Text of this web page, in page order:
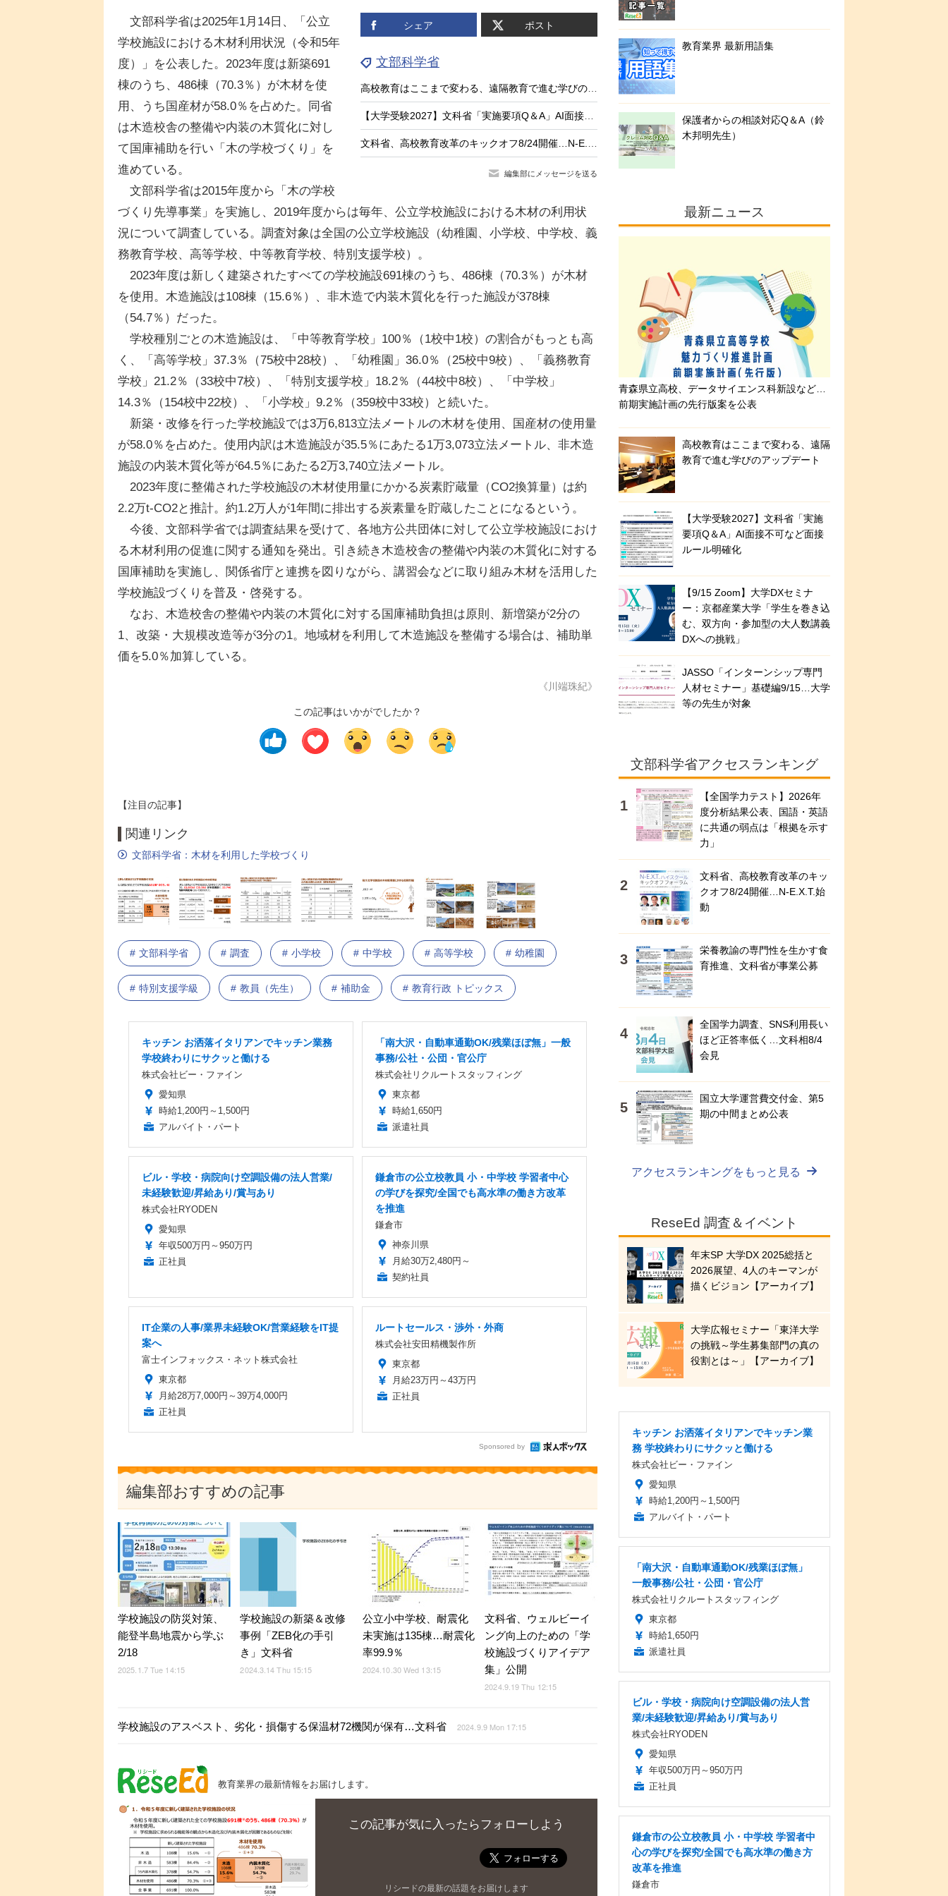
シェア ポスト
文部科学省
高校教育はここまで変わる、遠隔教育で進む学びのアップデート
【大学受験2027】文科省「実施要項Q＆A」AI面接不可など面接ルール明確化
文科省、高校教育改革のキックオフ8/24開催…N-E.X.T.始動
編集部にメッセージを送る
文部科学省は2025年1月14日、「公立
学校施設における木材利用状況（令和5年
度）」を公表した。2023年度は新築691
棟のうち、486棟（70.3％）が木材を使
用、うち国産材が58.0％を占めた。同省
は木造校舎の整備や内装の木質化に対し
て国庫補助を行い「木の学校づくり」を
進めている。
文部科学省は2015年度から「木の学校
づくり先導事業」を実施し、2019年度からは毎年、公立学校施設における木材の利用状
況について調査している。調査対象は全国の公立学校施設（幼稚園、小学校、中学校、義
務教育学校、高等学校、中等教育学校、特別支援学校）。
2023年度は新しく建築されたすべての学校施設691棟のうち、486棟（70.3％）が木材
を使用。木造施設は108棟（15.6％）、非木造で内装木質化を行った施設が378棟
（54.7％）だった。
学校種別ごとの木造施設は、「中等教育学校」100％（1校中1校）の割合がもっとも高
く、「高等学校」37.3％（75校中28校）、「幼稚園」36.0％（25校中9校）、「義務教育
学校」21.2％（33校中7校）、「特別支援学校」18.2％（44校中8校）、「中学校」
14.3％（154校中22校）、「小学校」9.2％（359校中33校）と続いた。
新築・改修を行った学校施設では3万6,813立法メートルの木材を使用、国産材の使用量
が58.0％を占めた。使用内訳は木造施設が35.5％にあたる1万3,073立法メートル、非木造
施設の内装木質化等が64.5％にあたる2万3,740立法メートル。
2023年度に整備された学校施設の木材使用量にかかる炭素貯蔵量（CO2換算量）は約
2.2万t-CO2と推計。約1.2万人が1年間に排出する炭素量を貯蔵したことになるという。
今後、文部科学省では調査結果を受けて、各地方公共団体に対して公立学校施設におけ
る木材利用の促進に関する通知を発出。引き続き木造校舎の整備や内装の木質化に対する
国庫補助を実施し、関係省庁と連携を図りながら、講習会などに取り組み木材を活用した
学校施設づくりを普及・啓発する。
なお、木造校舎の整備や内装の木質化に対する国庫補助負担は原則、新増築が2分の
1、改築・大規模改造等が3分の1。地域材を利用して木造施設を整備する場合は、補助単
価を5.0％加算している。
《川端珠紀》
この記事はいかがでしたか？
【注目の記事】
関連リンク
文部科学省：木材を利用した学校づくり
文部科学省 調査 小学校 中学校 高等学校 幼稚園
特別支援学級 教員（先生） 補助金 教育行政 トピックス
キッチン お洒落イタリアンでキッチン業務
学校終わりにサクッと働ける
株式会社ビー・ファイン
愛知県
時給1,200円～1,500円
アルバイト・パート
「南大沢・自動車通勤OK/残業ほぼ無」一般
事務/公社・公団・官公庁
株式会社リクルートスタッフィング
東京都
時給1,650円
派遣社員
ビル・学校・病院向け空調設備の法人営業/
未経験歓迎/昇給あり/賞与あり
株式会社RYODEN
愛知県
年収500万円～950万円
正社員
鎌倉市の公立校教員 小・中学校 学習者中心
の学びを探究/全国でも高水準の働き方改革
を推進
鎌倉市
神奈川県
月給30万2,480円～
契約社員
IT企業の人事/業界未経験OK/営業経験をIT提
案へ
富士インフォックス・ネット株式会社
東京都
月給28万7,000円～39万4,000円
正社員
ルートセールス・渉外・外商
株式会社安田精機製作所
東京都
月給23万円～43万円
正社員
Sponsored by
編集部おすすめの記事
学校施設の防災対策、
能登半島地震から学ぶ
2/18
2025.1.7 Tue 14:15
学校施設の新築＆改修
事例「ZEB化の手引
き」文科省
2024.3.14 Thu 15:15
公立小中学校、耐震化
未実施は135棟…耐震化
率99.9％
2024.10.30 Wed 13:15
文科省、ウェルビーイ
ング向上のための「学
校施設づくりアイデア
集」公開
2024.9.19 Thu 12:15
学校施設のアスベスト、劣化・損傷する保温材72機関が保有…文科省 2024.9.9 Mon 17:15
教育業界の最新情報をお届けします。
この記事が気に入ったらフォローしよう
リシードの最新の話題をお届けします
教育業界 最新用語集
保護者からの相談対応Q＆A（鈴
木邦明先生）
最新ニュース
青森県立高校、データサイエンス科新設など…
前期実施計画の先行版案を公表
高校教育はここまで変わる、遠隔
教育で進む学びのアップデート
【大学受験2027】文科省「実施
要項Q＆A」AI面接不可など面接
ルール明確化
【9/15 Zoom】大学DXセミナ
ー：京都産業大学「学生を巻き込
む、双方向・参加型の大人数講義
DXへの挑戦」
JASSO「インターンシップ専門
人材セミナー」基礎編9/15…大学
等の先生が対象
文部科学省アクセスランキング
【全国学力テスト】2026年
度分析結果公表、国語・英語
に共通の弱点は「根拠を示す
力」
文科省、高校教育改革のキッ
クオフ8/24開催…N-E.X.T.始
動
栄養教諭の専門性を生かす食
育推進、文科省が事業公募
全国学力調査、SNS利用長い
ほど正答率低く…文科相8/4
会見
国立大学運営費交付金、第5
期の中間まとめ公表
アクセスランキングをもっと見る
ReseEd 調査＆イベント
年末SP 大学DX 2025総括と
2026展望、4人のキーマンが
描くビジョン【アーカイブ】
大学広報セミナー「東洋大学
の挑戦～学生募集部門の真の
役割とは～」【アーカイブ】
キッチン お洒落イタリアンでキッチン業
務 学校終わりにサクッと働ける
株式会社ビー・ファイン
愛知県
時給1,200円～1,500円
アルバイト・パート
「南大沢・自動車通勤OK/残業ほぼ無」
一般事務/公社・公団・官公庁
株式会社リクルートスタッフィング
東京都
時給1,650円
派遣社員
ビル・学校・病院向け空調設備の法人営
業/未経験歓迎/昇給あり/賞与あり
株式会社RYODEN
愛知県
年収500万円～950万円
正社員
鎌倉市の公立校教員 小・中学校 学習者中
心の学びを探究/全国でも高水準の働き方
改革を推進
鎌倉市